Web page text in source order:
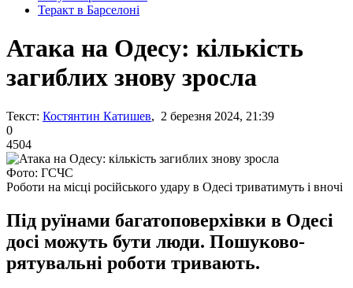
Теракт в Барселоні
Атака на Одесу: кількість
загиблих знову зросла
Текст: Костянтин Катишев, 2 березня 2024, 21:39
0
4504
Фото: ГСЧС
Роботи на місці російського удару в Одесі триватимуть і вночі
Під руїнами багатоповерхівки в Одесі
досі можуть бути люди. Пошуково-
рятувальні роботи тривають.